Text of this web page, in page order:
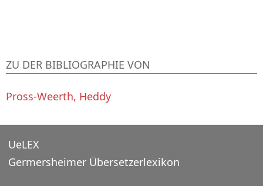
ZU DER BIBLIOGRAPHIE VON
Pross-Weerth, Heddy
UeLEX
Germersheimer Übersetzerlexikon